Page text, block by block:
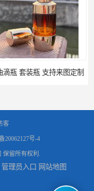
滴瓶 套装瓶 支持来图定制
客
20062127号-4
保留所有权利.
管理员入口 网站地图